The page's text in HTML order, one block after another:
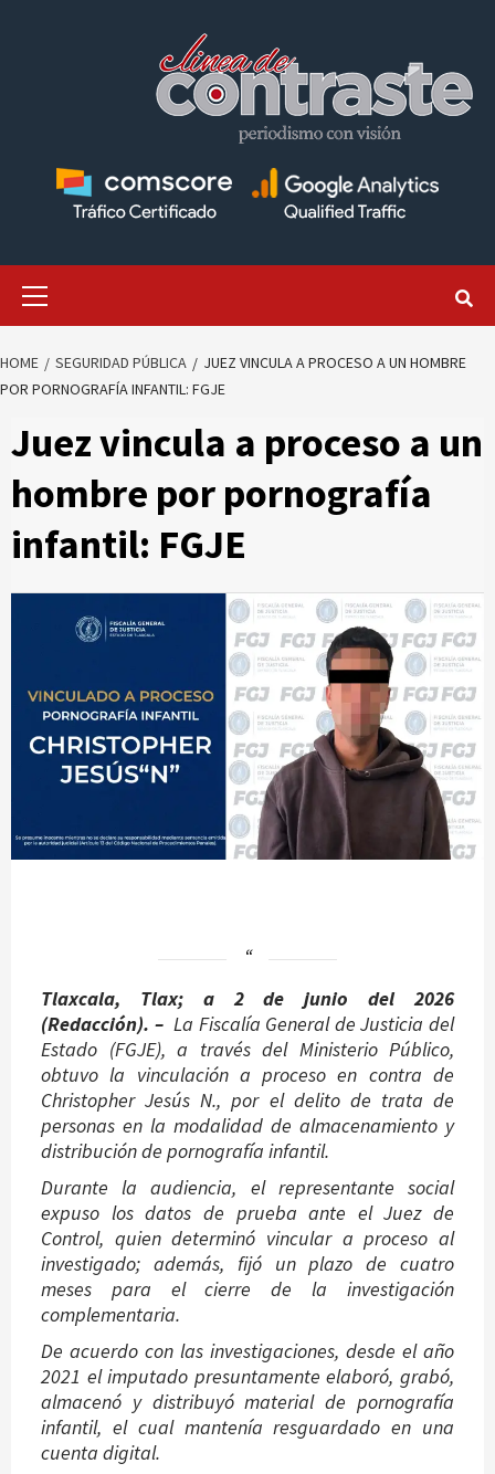
HOME SEGURIDAD PÚBLICA
JUEZ VINCULA A PROCESO A UN HOMBRE
POR PORNOGRAFÍA INFANTIL: FGJE
Juez vincula a proceso a un
hombre por pornografía
infantil: FGJE
Tlaxcala, Tlax; a 2 de junio del 2026
(Redacción). – La Fiscalía General de Justicia del
Estado (FGJE), a través del Ministerio Público,
obtuvo la vinculación a proceso en contra de
Christopher Jesús N., por el delito de trata de
personas en la modalidad de almacenamiento y
distribución de pornografía infantil.
Durante la audiencia, el representante social
expuso los datos de prueba ante el Juez de
Control, quien determinó vincular a proceso al
investigado; además, fijó un plazo de cuatro
meses para el cierre de la investigación
complementaria.
De acuerdo con las investigaciones, desde el año
2021 el imputado presuntamente elaboró, grabó,
almacenó y distribuyó material de pornografía
infantil, el cual mantenía resguardado en una
cuenta digital.